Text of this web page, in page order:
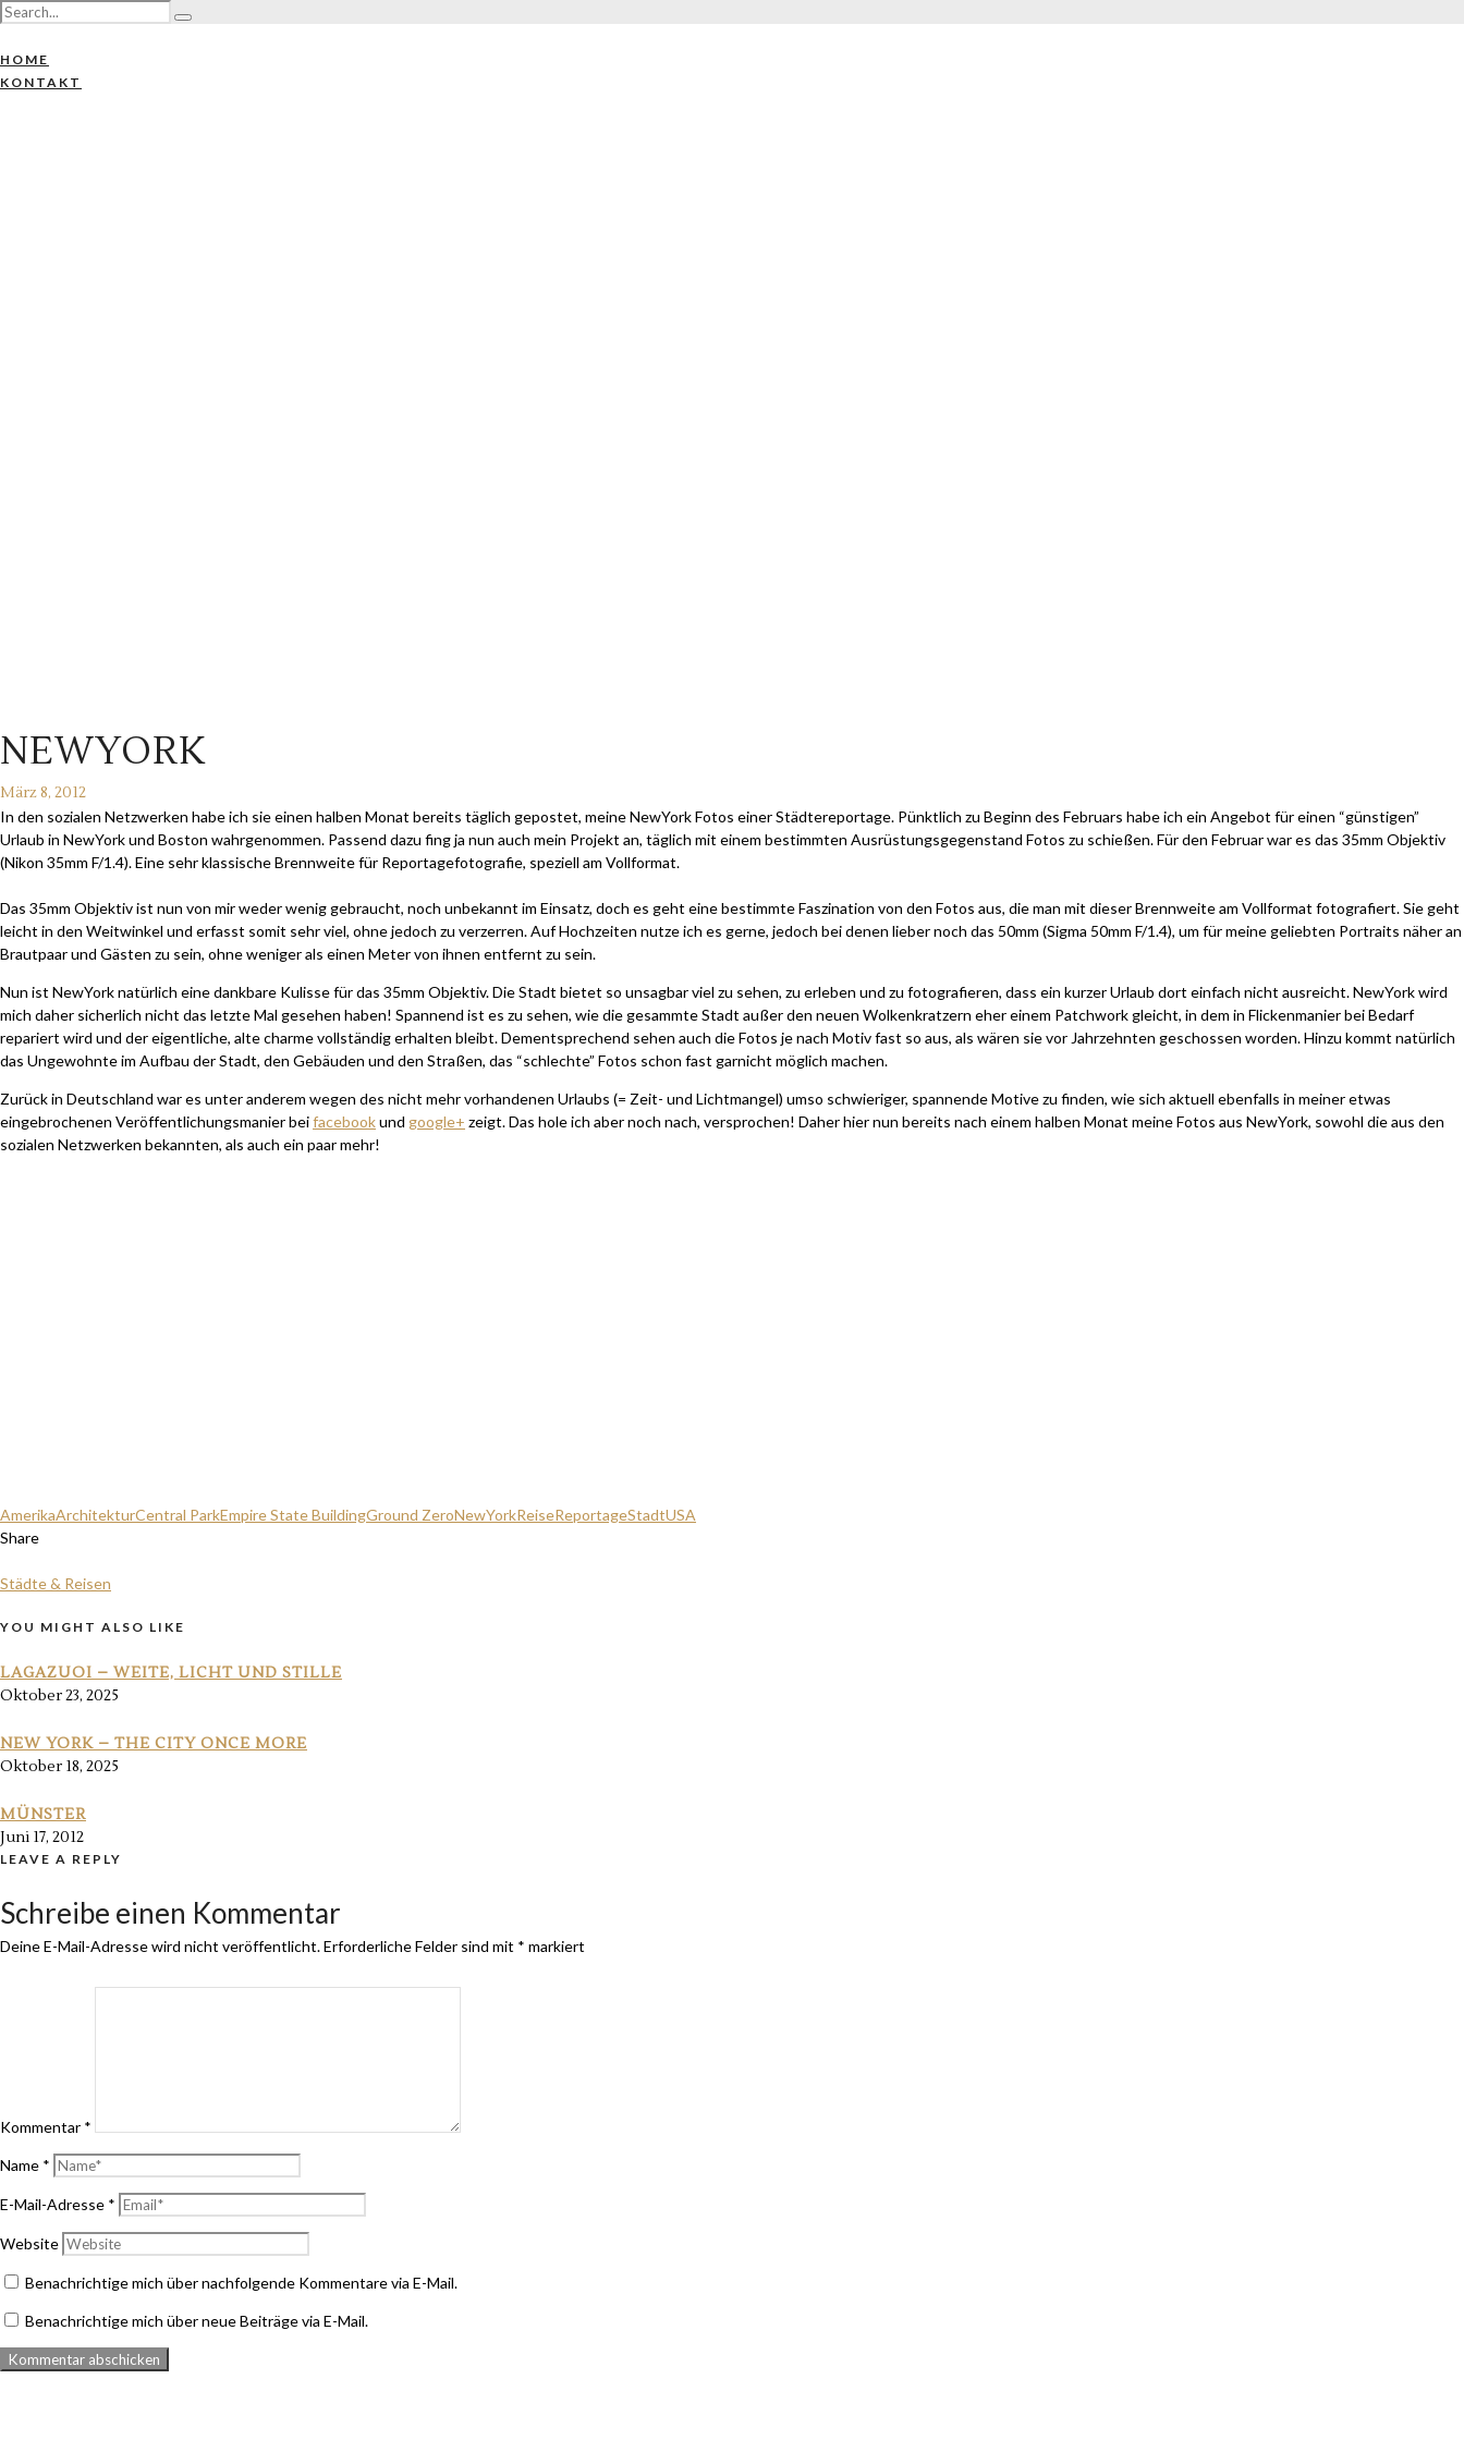
HOME
KONTAKT
NEWYORK
März 8, 2012
In den sozialen Netzwerken habe ich sie einen halben Monat bereits täglich gepostet, meine NewYork Fotos einer Städtereportage. Pünktlich zu Beginn des Februars habe ich ein Angebot für einen “günstigen”
Urlaub in NewYork und Boston wahrgenommen. Passend dazu fing ja nun auch mein Projekt an, täglich mit einem bestimmten Ausrüstungsgegenstand Fotos zu schießen. Für den Februar war es das 35mm Objektiv
(Nikon 35mm F/1.4). Eine sehr klassische Brennweite für Reportagefotografie, speziell am Vollformat.
Das 35mm Objektiv ist nun von mir weder wenig gebraucht, noch unbekannt im Einsatz, doch es geht eine bestimmte Faszination von den Fotos aus, die man mit dieser Brennweite am Vollformat fotografiert. Sie geht
leicht in den Weitwinkel und erfasst somit sehr viel, ohne jedoch zu verzerren. Auf Hochzeiten nutze ich es gerne, jedoch bei denen lieber noch das 50mm (Sigma 50mm F/1.4), um für meine geliebten Portraits näher an
Brautpaar und Gästen zu sein, ohne weniger als einen Meter von ihnen entfernt zu sein.
Nun ist NewYork natürlich eine dankbare Kulisse für das 35mm Objektiv. Die Stadt bietet so unsagbar viel zu sehen, zu erleben und zu fotografieren, dass ein kurzer Urlaub dort einfach nicht ausreicht. NewYork wird
mich daher sicherlich nicht das letzte Mal gesehen haben! Spannend ist es zu sehen, wie die gesammte Stadt außer den neuen Wolkenkratzern eher einem Patchwork gleicht, in dem in Flickenmanier bei Bedarf
repariert wird und der eigentliche, alte charme vollständig erhalten bleibt. Dementsprechend sehen auch die Fotos je nach Motiv fast so aus, als wären sie vor Jahrzehnten geschossen worden. Hinzu kommt natürlich
das Ungewohnte im Aufbau der Stadt, den Gebäuden und den Straßen, das “schlechte” Fotos schon fast garnicht möglich machen.
Zurück in Deutschland war es unter anderem wegen des nicht mehr vorhandenen Urlaubs (= Zeit- und Lichtmangel) umso schwieriger, spannende Motive zu finden, wie sich aktuell ebenfalls in meiner etwas
eingebrochenen Veröffentlichungsmanier beifacebookund google+ zeigt. Das hole ich aber noch nach, versprochen! Daher hier nun bereits nach einem halben Monat meine Fotos aus NewYork, sowohl die aus den
sozialen Netzwerken bekannten, als auch ein paar mehr!
AmerikaArchitekturCentral ParkEmpire State BuildingGround ZeroNewYorkReiseReportageStadtUSA
Share
Städte & Reisen
YOU MIGHT ALSO LIKE
LAGAZUOI – WEITE, LICHT UND STILLE
Oktober 23, 2025
NEW YORK – THE CITY ONCE MORE
Oktober 18, 2025
MÜNSTER
Juni 17, 2012
LEAVE A REPLY
Schreibe einen Kommentar
Deine E-Mail-Adresse wird nicht veröffentlicht.Erforderliche Felder sind mit * markiert
Kommentar *
Name *
E-Mail-Adresse *
Website
Benachrichtige mich über nachfolgende Kommentare via E-Mail.
Benachrichtige mich über neue Beiträge via E-Mail.